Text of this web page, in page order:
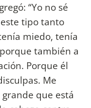
“Yo no sé
tipo tanto
miedo, tenía
también a
Porque él
Me
que está